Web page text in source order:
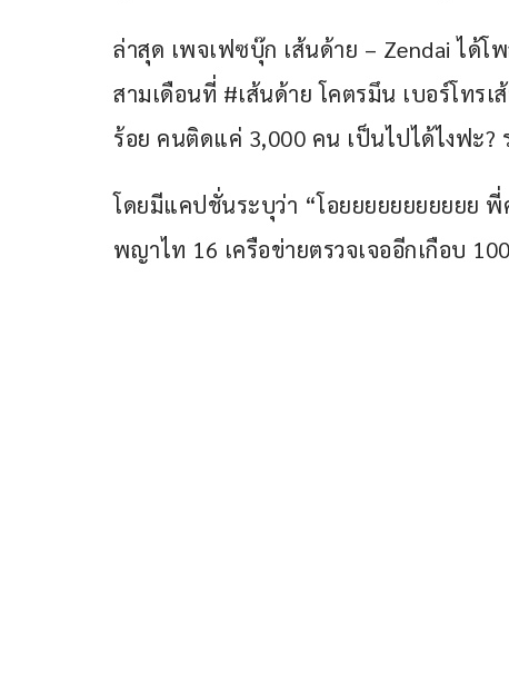
ล่าสุด เพจเฟซบุ๊ก เส้นด้าย – Zendai ได้
สามเดือนที่ #เส้นด้าย โคตรมึน เบอร์โทร
ร้อย คนติดแค่ 3,000 คน เป็นไปได้ไงฟะ?
โดยมีแคปชั่นระบุว่า “โอยยยยยยยยยยย พี่
พญาไท 16 เครือข่ายตรวจเจออีกเกือบ